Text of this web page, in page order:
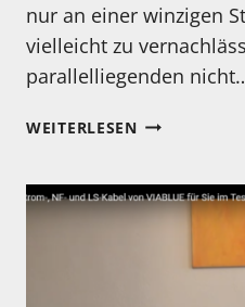
nur an einer winzigen
vielleicht zu
parallelliegenden
WEITERLESENNEUES
DEM
TUNINGTIPP